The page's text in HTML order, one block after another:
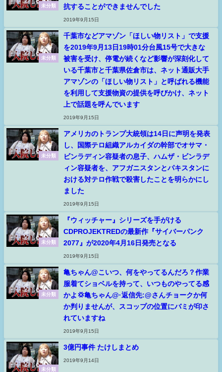
未分類 抗することができませんでした
2019年9月15日
未分類
千葉市などアマゾン「ほしい物リスト」で支援
を2019年9月13日19時01分台風15号で大きな
被害を受け、停電が続くなど影響が深刻化して
いる千葉市と千葉県佐倉市は、ネット通販大手
アマゾンの「ほしい物リスト」と呼ばれる機能
を利用して支援物資の提供を呼びかけ、ネット
上で話題を呼んでいます
2019年9月15日
未分類
アメリカのトランプ大統領は14日に声明を発表
し、国際テロ組織アルカイダの幹部でオサマ・
ビンラディン容疑者の息子、ハムザ・ビンラデ
ィン容疑者を、アフガニスタンとパキスタンに
おける対テロ作戦で殺害したことを明らかにし
ました
2019年9月15日
未分類
『ウィッチャー』シリーズを手がける
CDPROJEKTREDの最新作『サイバーパンク
2077』が2020年4月16日発売となる
2019年9月15日
未分類
亀ちゃん@こいつ、何をやってるんだろ？作業
服着てショベルを持って、いつものやってる感
かよ💢亀ちゃん@·返信先:@さんチョークか何
か判りませんが、スコップの位置にバミが印さ
れていますね
2019年9月15日
未分類
3億円事件 たけしまとめ
2019年9月14日